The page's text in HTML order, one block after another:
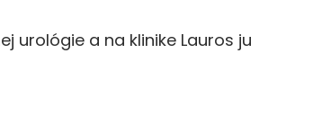
urológie a na klinike Lauros ju